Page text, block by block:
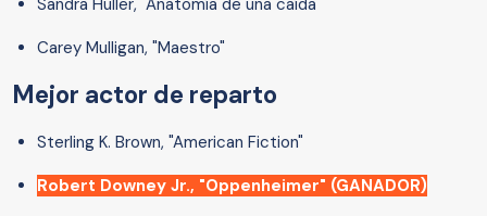
Carey Mulligan, "Maestro"
Mejor actor de reparto
Sterling K. Brown, "American Fiction"
Robert Downey Jr., "Oppenheimer" (GANADOR)